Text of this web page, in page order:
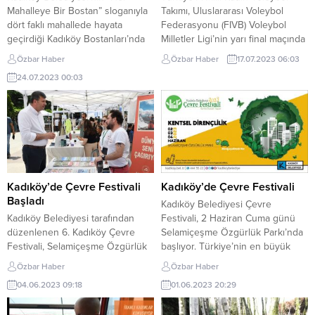
Mahalleye Bir Bostan” sloganıyla
dört faklı mahallede hayata
geçirdiği Kadıköy Bostanları’nda
yaz sezonunun ilk hasadı
gerçekleşti. Kadıköylülerin
sağlıklı ve temiz gıdaya doğrudan
erişmesini amaçlayan Kadıköy
Belediyesi, kentin tarihinde de
önemli bir yeri olan bostanları
halkın hizmetine sunmaya devam
ediyor. Yaz döneminde
bostanlardan faydalanmak için 2
Özbar Haber
24.07.2023 00:03
Takımı, Uluslararası Voleybol
Federasyonu (FIVB) Voleybol
Milletler Ligi’nin yarı final maçında
ev sahibi ABD ile karşı karşıya
geldi. Filenin Sultanları ABD’de
yenerek finale yükseldi.
Sporseverler, saat farkı nedeni ile
03.30’da başlayan maçı Kalamış
Atatürk Parkı’na kurulan dev
ekrandan birlikte izlemenin
keyfini...
Özbar Haber 17.07.2023 06:03
Kadıköy’de Çevre Festivali
Başladı
Kadıköy Belediyesi tarafından
düzenlenen 6. Kadıköy Çevre
Festivali, Selamiçeşme Özgürlük
Parkı’nda başladı. Festivalde
konuşan Kadıköy Belediye
Başkanı Av. Şerdil Dara Odabaşı,
“Kadıköy Belediyesi Evlendirme
Özbar Haber
04.06.2023 09:18
Kadıköy’de Çevre Festivali
Kadıköy Belediyesi Çevre
Festivali, 2 Haziran Cuma günü
Selamiçeşme Özgürlük Parkı’nda
başlıyor. Türkiye’nin en büyük
çevre festivalinde bu yıl deprem
ve iklim değişikliği kaynaklı doğal
afetlerle mücadele konuşulacak.
Türkiye’nin en kapsamlı ve en
Özbar Haber
01.06.2023 20:29